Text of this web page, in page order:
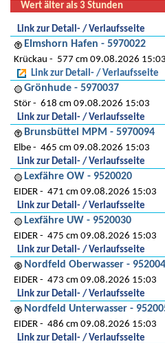
Wert älter als 3 Stunden
Link zur Detail- / Verlaufsseite
Elmshorn Hafen - 5970022
Krückau
577 cm 09.08.2026 15:03
Link zur Detail- / Verlaufsseite
Grönhude - 5970037
Stör
618 cm 09.08.2026 15:03
Link zur Detail- / Verlaufsseite
Brunsbüttel MPM - 5970094
Elbe
465 cm 09.08.2026 15:03
Link zur Detail- / Verlaufsseite
Lexfähre OW - 9520020
EIDER
471 cm 09.08.2026 15:03
Link zur Detail- / Verlaufsseite
Lexfähre UW - 9520030
EIDER
475 cm 09.08.2026 15:03
Link zur Detail- / Verlaufsseite
Nordfeld Oberwasser -
EIDER
473 cm 09.08.2026 15:03
Link zur Detail- / Verlaufsseite
Nordfeld Unterwasser -
EIDER
486 cm 09.08.2026 15:03
Link zur Detail- / Verlaufsseite